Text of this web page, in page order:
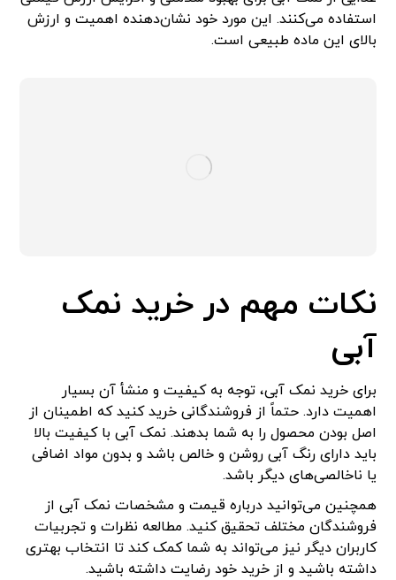
استفاده می‌کنند. این مورد خود نشان‌دهنده اهمیت و ارزش
بالای این ماده طبیعی است.
نکات مهم در خرید نمک
آبی
برای خرید نمک آبی، توجه به کیفیت و منشأ آن بسیار
اهمیت دارد. حتماً از فروشندگانی خرید کنید که اطمینان از
اصل بودن محصول را به شما بدهند. نمک آبی با کیفیت بالا
باید دارای رنگ آبی روشن و خالص باشد و بدون مواد اضافی
یا ناخالصی‌های دیگر باشد.
همچنین می‌توانید درباره قیمت و مشخصات نمک آبی از
فروشندگان مختلف تحقیق کنید. مطالعه نظرات و تجربیات
کاربران دیگر نیز می‌تواند به شما کمک کند تا انتخاب بهتری
داشته باشید و از خرید خود رضایت داشته باشید.